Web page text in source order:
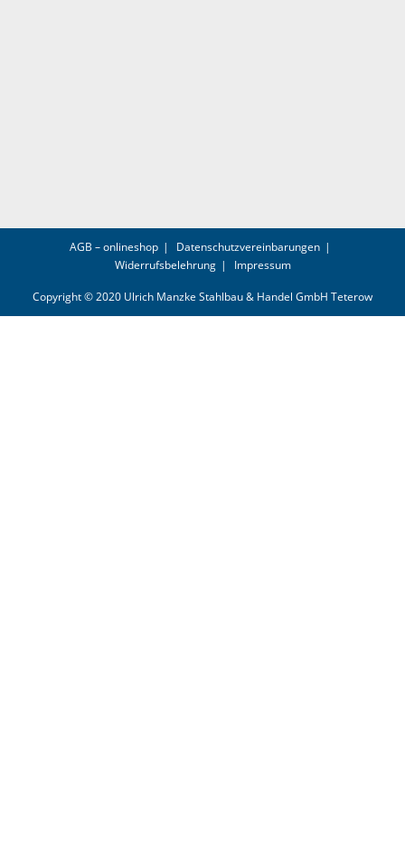
AGB – onlineshop
Datenschutzvereinbarungen
Widerrufsbelehrung
Impressum
Copyright © 2020 Ulrich Manzke Stahlbau & Handel GmbH Teterow